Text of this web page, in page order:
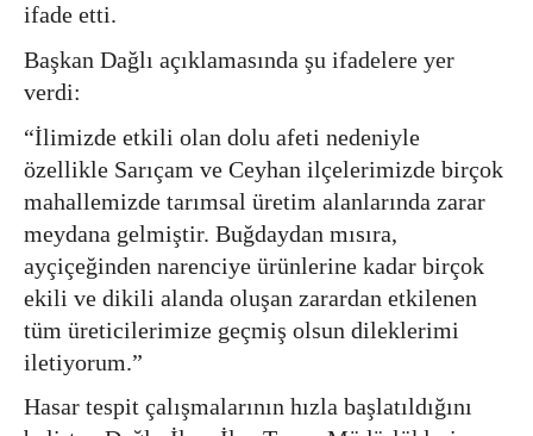
ifade etti.
Başkan Dağlı açıklamasında şu ifadelere yer
verdi:
“İlimizde etkili olan dolu afeti nedeniyle
özellikle Sarıçam ve Ceyhan ilçelerimizde birçok
mahallemizde tarımsal üretim alanlarında zarar
meydana gelmiştir. Buğdaydan mısıra,
ayçiçeğinden narenciye ürünlerine kadar birçok
ekili ve dikili alanda oluşan zarardan etkilenen
tüm üreticilerimize geçmiş olsun dileklerimi
iletiyorum.”
Hasar tespit çalışmalarının hızla başlatıldığını